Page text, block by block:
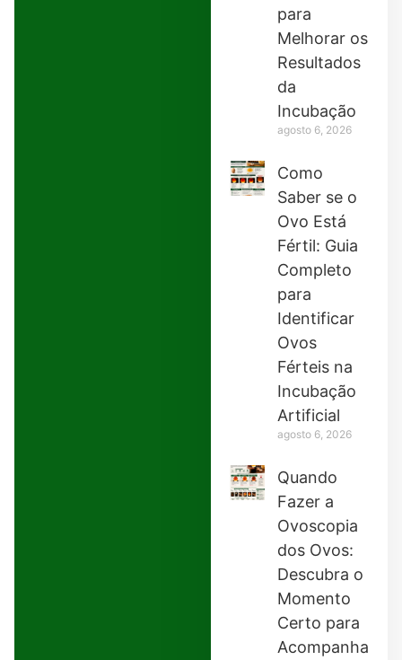
para
Melhorar os
Resultados
da
Incubação
agosto 6, 2026
Como
Saber se o
Ovo Está
Fértil: Guia
Completo
para
Identificar
Ovos
Férteis na
Incubação
Artificial
agosto 6, 2026
Quando
Fazer a
Ovoscopia
dos Ovos:
Descubra o
Momento
Certo para
Acompanhar